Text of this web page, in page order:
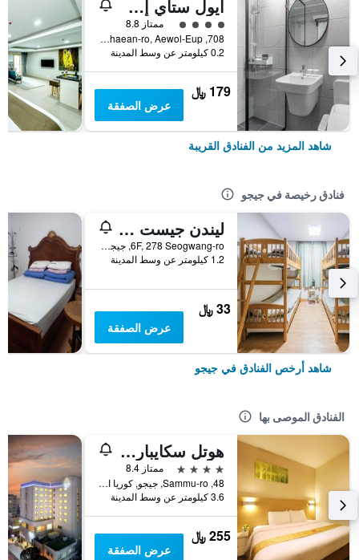
أيول ستاي إن جيجو
تقييم فئة 4
ممتاز 8.8
708, Aewolhaean-ro, Aewol-Eup, جيجو, كوريا الجنوبية
0.2 كيلومتر عن وسط المدينة
179 ﷼
عرض الصفقة
شاهد المزيد من الفنادق القريبة
فنادق رخيصة في جيجو
ليندن جيست هاوس
6F, 278 Seogwang-ro, جيجو, كوريا الجنوبية
1.2 كيلومتر عن وسط المدينة
33 ﷼
عرض الصفقة
شاهد أرخص الفنادق في جيجو
الفنادق الموصى بها
هوتل سكايبارك جيجو 1
4 نجوم
ممتاز 8.4
48, Sammu-ro, جيجو, كوريا الجنوبية
3.6 كيلومتر عن وسط المدينة
255 ﷼
عرض الصفقة